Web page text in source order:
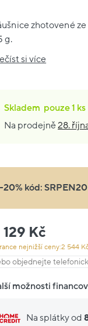
zhotovené
g.
si více
Skladem pouze1 ks
Na prodejně28.
-20% kód:SRPEN20
129 Kč
nejnižší ceny:2 544
objednejte
možnosti
Na splátky od